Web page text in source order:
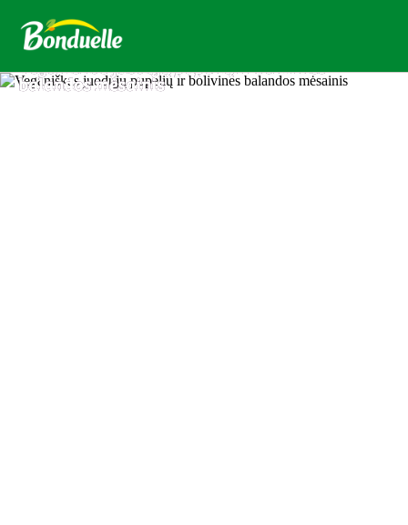
Veganiškas juodųjų pupelių ir bolivinės
balandos mėsainis